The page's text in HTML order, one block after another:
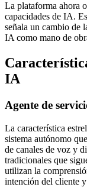
La plataforma ahora
capacidades de IA.
señala un cambio de
IA como mano de
IA
Agente de
La característica
sistema autónomo
de canales de voz y
tradicionales que
utilizan la
intención del cliente